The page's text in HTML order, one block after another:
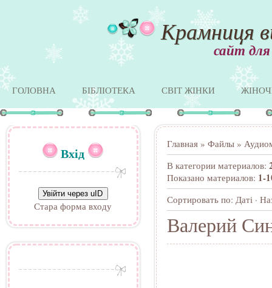
Крамниця
сайт
ГОЛОВНА БІБЛІОТЕКА СВІТ ЖІНКИ
Главная » Файлы »
В категории материалов:
Показано материалов: 1-
Сортировать по: Даті ·
Валерий
Вхід
Увійти через uID
Стара форма входу